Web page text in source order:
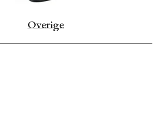
Overige